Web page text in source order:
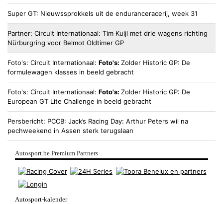
Super GT Nieuwssprokkels uit de enduranceracerij, week 31
Partner Circuit Internationaal Tim Kuijl met drie wagens richting
Nürburgring voor Belmot Oldtimer GP
Foto's Circuit Internationaal Foto's: Zolder Historic GP: De
formulewagen klasses in beeld gebracht
Foto's Circuit Internationaal Foto's: Zolder Historic GP: De
European GT Lite Challenge in beeld gebracht
Persbericht PCCB Jack’s Racing Day: Arthur Peters wil na
pechweekend in Assen sterk terugslaan
Autosport.be Premium Partners
Autosport-kalender